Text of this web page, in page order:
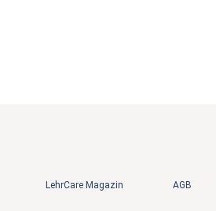
LehrCare Magazin AGB